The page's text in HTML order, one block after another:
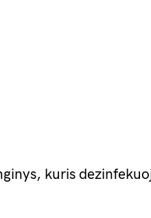
kuris